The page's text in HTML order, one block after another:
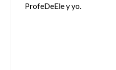
ProfeDeEle y yo.